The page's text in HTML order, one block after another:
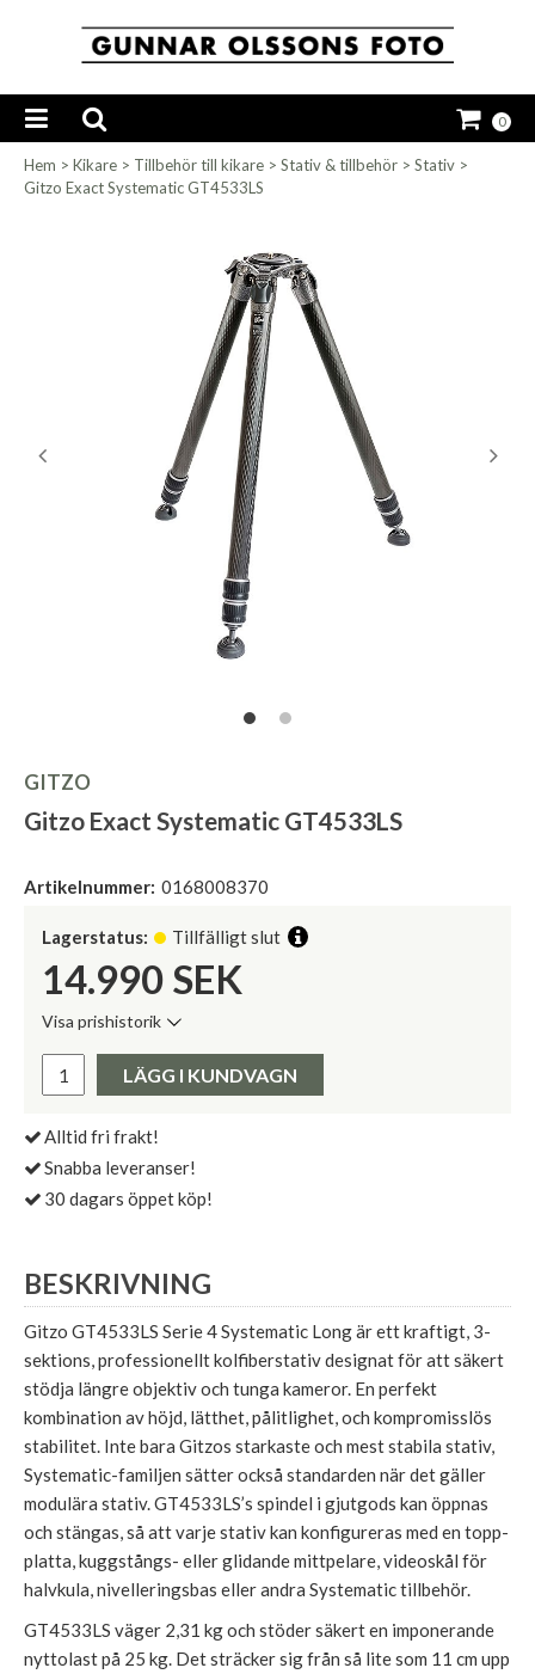
0
Hem > Kikare > Tillbehör till kikare > Stativ & tillbehör > Stativ >
Gitzo Exact Systematic GT4533LS
GITZO
Gitzo Exact Systematic GT4533LS
Artikelnummer: 0168008370
Lagerstatus: Tillfälligt slut
14.990 SEK
Visa prishistorik
Pris:
LÄGG I KUNDVAGN
Alltid fri frakt!
Snabba leveranser!
30 dagars öppet köp!
BESKRIVNING
Gitzo GT4533LS Serie 4 Systematic Long är ett kraftigt, 3-
sektions, professionellt kolfiberstativ designat för att säkert
stödja längre objektiv och tunga kameror. En perfekt
kombination av höjd, lätthet, pålitlighet, och kompromisslös
stabilitet. Inte bara Gitzos starkaste och mest stabila stativ,
Systematic-familjen sätter också standarden när det gäller
modulära stativ. GT4533LS’s spindel i gjutgods kan öppnas
och stängas, så att varje stativ kan konfigureras med en topp-
platta, kuggstångs- eller glidande mittpelare, videoskål för
halvkula, nivelleringsbas eller andra Systematic tillbehör.
GT4533LS väger 2,31 kg och stöder säkert en imponerande
nyttolast på 25 kg. Det sträcker sig från så lite som 11 cm upp